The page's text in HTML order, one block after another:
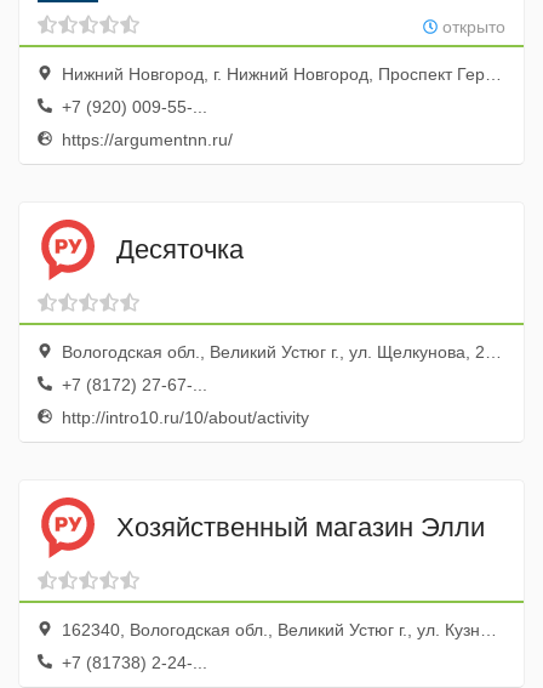
открыто
Нижний Новгород, г. Нижний Новгород, Проспект Героев, д.46
+7 (920) 009-55-...
https://argumentnn.ru/
Десяточка
Вологодская обл., Великий Устюг г., ул. Щелкунова, 2, стр. А
+7 (8172) 27-67-...
http://intro10.ru/10/about/activity
Хозяйственный магазин Элли
162340, Вологодская обл., Великий Устюг г., ул. Кузнецова, 9
+7 (81738) 2-24-...